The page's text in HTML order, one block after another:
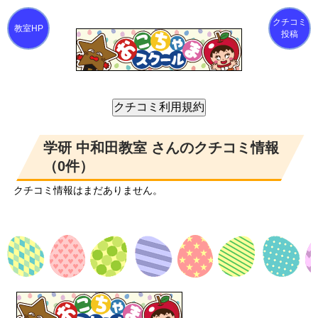
クチコミ
投稿
学研 中和田教室 さんのクチコミ情報
（0件）
クチコミ情報はまだありません。